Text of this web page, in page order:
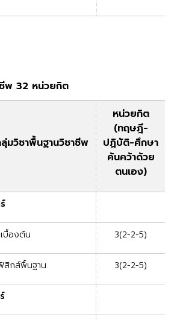
พ 32 หน่วยกิต
มวิชาพื้นฐานวิชาชีพ
หน่วยกิต
(ทฤษฎี-
ปฏิบัติ-ศึกษา
ค้นคว้าด้วย
ตนเอง)
บื้องต้น 3(2-2-5)
สิกส์พื้นฐาน 3(2-2-5)